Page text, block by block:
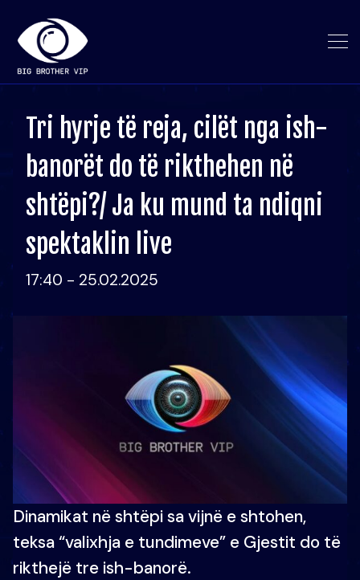
Tri hyrje të reja, cilët nga ish-
banorët do të rikthehen në
shtëpi?/ Ja ku mund ta ndiqni
spektaklin live
17:40 - 25.02.2025
Dinamikat në shtëpi sa vijnë e shtohen,
teksa “valixhja e tundimeve” e Gjestit do të
rikthejë tre ish-banorë.